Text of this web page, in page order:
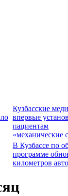
Кузбасские
впервые
пациентам
«механические
В Кузбассе по
программе
километров